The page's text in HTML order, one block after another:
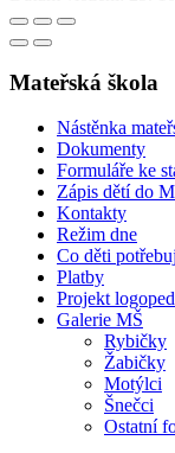
Mateřská škola
Nástěnka
Dokumenty
Formuláře ke
Zápis dětí do
Kontakty
Režim dne
Co děti
Platby
Projekt
Galerie MŠ
Rybičky
Žabičky
Motýlci
Šnečci
Ostatní